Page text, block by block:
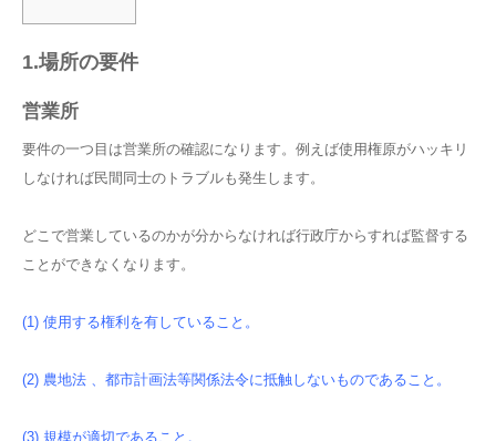
1.場所の要件
営業所
要件の一つ目は営業所の確認になります。例えば使用権原がハッキリ
しなければ民間同士のトラブルも発生します。
どこで営業しているのかが分からなければ行政庁からすれば監督する
ことができなくなります。
(1) 使用する権利を有していること。
(2) 農地法 、都市計画法等関係法令に抵触しないものであること。
(3) 規模が適切であること。